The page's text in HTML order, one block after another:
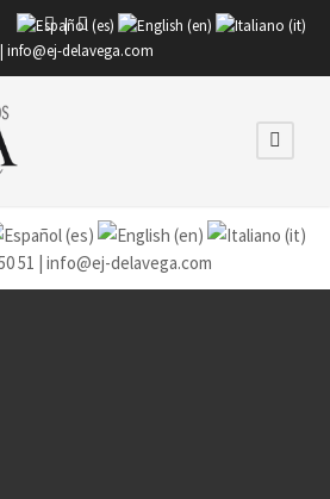
|
info@ej-delavega.com
51 | info@ej-delavega.com